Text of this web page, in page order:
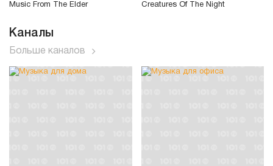
Music From The Elder Creatures Of The Night
Каналы
Больше каналов